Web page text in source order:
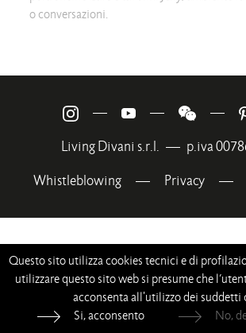
o conversazioni.
Living Divani s.r.l. — p.iva
Whistleblowing — Privacy —
— — —
Questo sito utilizza cookies tecnici e di
utilizzare questo sito web si presume che
acconsenta all'utilizzo dei suddetti
Si, acconsento
No,